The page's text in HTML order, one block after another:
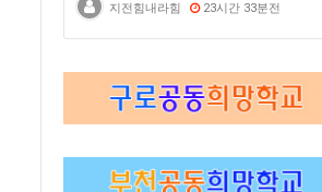
지전힘내라힘 23시간 33분전